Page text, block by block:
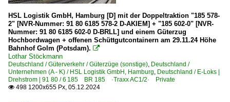
HSL Logistik GmbH, Hamburg [D] mit der Doppeltraktion "185 578-
2" [NVR-Nummer: 91 80 6185 578-2 D-AKIEM] + "185 602-0" [NVR-
Nummer: 91 80 6185 602-0 D-BRLL] und einem Güterzug
Hochbordwagen + offenen Schüttgutcontainern am 29.11.24 Höhe
Bahnhof Golm (Potsdam). 
Lothar Stöckmann
Deutschland / Güterverkehr / Güterzüge (sonstige) Deutschland /
Unternehmen (A - K) / HSL Logistik GmbH, Hamburg Deutschland / E-Loks |
Drehstrom | 91 80 / 6 185 BR 185 ·Traxx AC1/2· Private
 498 1200x655 Px, 05.12.2024